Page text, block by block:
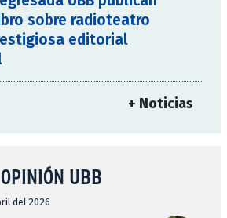
sobre radioteatro
editorial
+ Noticias
OPINIÓN UBB
del 2026